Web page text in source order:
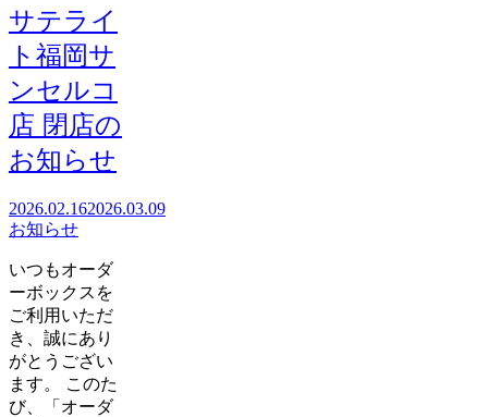
サテライ
ト福岡サ
ンセルコ
店 閉店の
お知らせ
2026.02.162026.03.09
お知らせ
いつもオーダ
ーボックスを
ご利用いただ
き、誠にあり
がとうござい
ます。 このた
び、「オーダ